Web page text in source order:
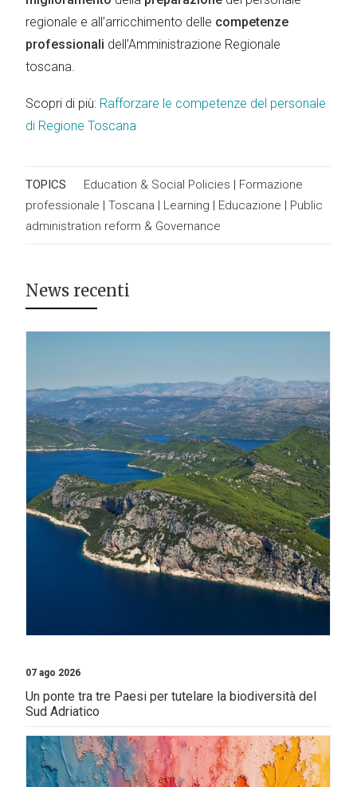
regionale e all’arricchimento delle competenze
professionali dell’Amministrazione Regionale
toscana.
Scopri di più: Rafforzare le competenze del personale
di Regione Toscana
TOPICS Education & Social Policies | Formazione
professionale | Toscana | Learning | Educazione | Public
administration reform & Governance
News recenti
07 ago 2026
Un ponte tra tre Paesi per tutelare la biodiversità del
Sud Adriatico